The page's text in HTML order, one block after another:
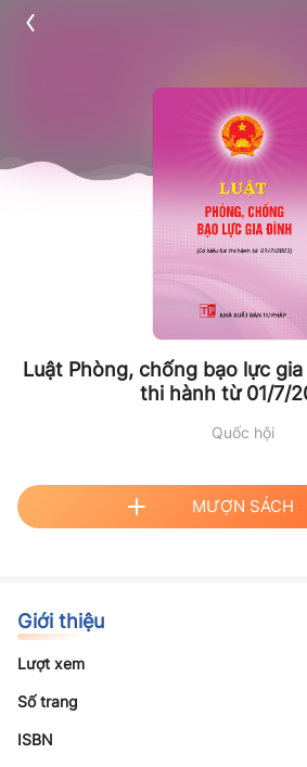
Luật Phòng, chống bạo lực
thi hành từ 01/7/
Quốc hội
MƯỢN SÁCH
Giới thiệu
Lượt xem
Số trang
ISBN